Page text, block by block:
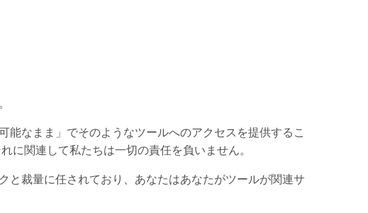
なまま」でそのようなツールへのアクセスを提供するこ
関連して私たちは一切の責任を負いません。
裁量に任されており、あなたはあなたがツールが関連サ